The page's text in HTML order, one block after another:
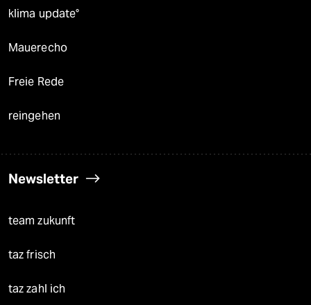
klima update°
Mauerecho
Freie Rede
reingehen
Newsletter
team zukunft
taz frisch
taz zahl ich